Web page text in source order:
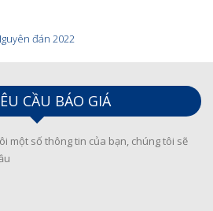
đán 2022
CẦU BÁO GIÁ
một số thông tin của bạn, chúng tôi sẽ